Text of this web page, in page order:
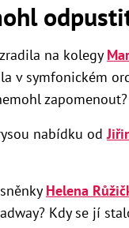
na kolegy
v symfonickém
zapomenout?
nabídku od
Helena
Kdy se jí